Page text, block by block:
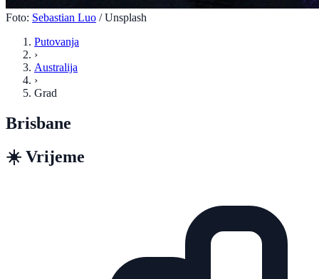
Foto: Sebastian Luo / Unsplash
Putovanja
›
Australija
›
Grad
Brisbane
☀️ Vrijeme